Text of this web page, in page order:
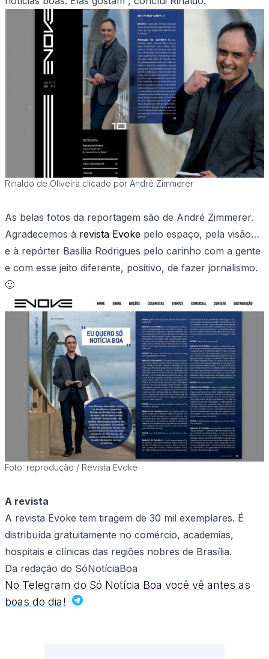
Rinaldo de Oliveira clicado por André Zimmerer
As belas fotos da reportagem são de André Zimmerer.
Agradecemos à revista Evoke pelo espaço, pela visão…
e à repórter Basília Rodrigues pelo carinho com a gente
e com esse jeito diferente, positivo, de fazer jornalismo.
🙂
Foto: reprodução / Revista Evoke
A revista
A revista Evoke tem tiragem de 30 mil exemplares. É
distribuída gratuitamente no comércio, academias,
hospitais e clínicas das regiões nobres de Brasília.
Da redação do SóNotíciaBoa
No Telegram do Só Notícia Boa você vê antes as
boas do dia!